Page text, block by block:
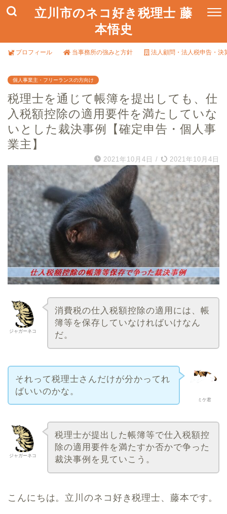
立川市のネコ好き税理士 藤
本悟史
プロフィール 当事務所の強みと方針 法人顧問・法人税申告・決
個人事業主・フリーランスの方向け
税理士を通じて帳簿を提出しても、仕
入税額控除の適用要件を満たしていな
いとした裁決事例【確定申告・個人事
業主】
2021年10月4日 / 2021年10月4日
ジャガーネコ
消費税の仕入税額控除の適用には、帳
簿等を保存していなければいけなん
だ。
ミケ君
それって税理士さんだけが分かってれ
ばいいのかな。
ジャガーネコ
税理士が提出した帳簿等で仕入税額控
除の適用要件を満たすか否かで争った
裁決事例を見ていこう。
こんにちは。立川のネコ好き税理士、藤本です。